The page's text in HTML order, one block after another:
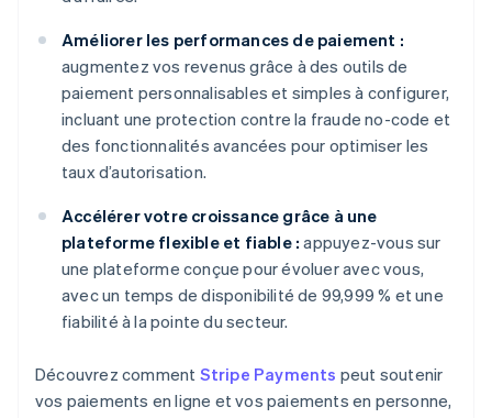
Améliorer les performances de paiement :
augmentez vos revenus grâce à des outils de
paiement personnalisables et simples à configurer,
incluant une protection contre la fraude no-code et
des fonctionnalités avancées pour optimiser les
taux d’autorisation.
Accélérer votre croissance grâce à une
plateforme flexible et fiable : appuyez-vous sur
une plateforme conçue pour évoluer avec vous,
avec un temps de disponibilité de 99,999 % et une
fiabilité à la pointe du secteur.
Découvrez comment Stripe Payments peut soutenir
vos paiements en ligne et vos paiements en personne,